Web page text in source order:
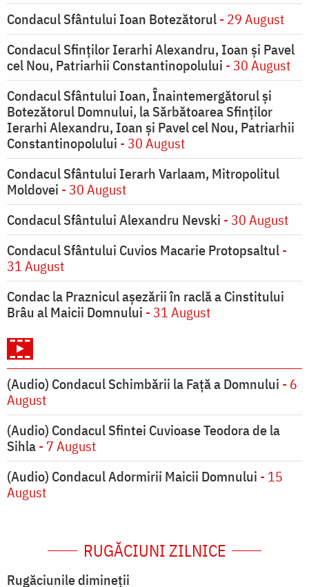
Condacul Sfântului Ioan Botezătorul- 29 August
Condacul Sfinţilor Ierarhi Alexandru, Ioan şi Pavel
cel Nou, Patriarhii Constantinopolului - 30 August
Condacul Sfântului Ioan, Înaintemergătorul şi
Botezătorul Domnului, la Sărbătoarea Sfinţilor
Ierarhi Alexandru, Ioan şi Pavel cel Nou, Patriarhii
Constantinopolului - 30 August
Condacul Sfântului Ierarh Varlaam, Mitropolitul
Moldovei - 30 August
Condacul Sfântului Alexandru Nevski - 30 August
Condacul Sfântului Cuvios Macarie Protopsaltul-
31 August
Condac la Praznicul aşezării în raclă a Cinstitului
Brâu al Maicii Domnului - 31 August
(Audio) Condacul Schimbării la Față a Domnului - 6
August
(Audio) Condacul Sfintei Cuvioase Teodora de la
Sihla- 7 August
(Audio) Condacul Adormirii Maicii Domnului - 15
August
RUGĂCIUNI ZILNICE
Rugăciunile dimineții